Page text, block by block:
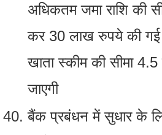
अधिकतम जमा राशि की
कर 30 लाख रुपये की
खाता स्कीम की सीमा
जाएगी
बैंक प्रबंधन में सुधार के